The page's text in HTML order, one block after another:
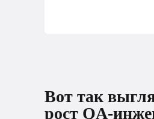
Вот так
рост QA-
Вот так